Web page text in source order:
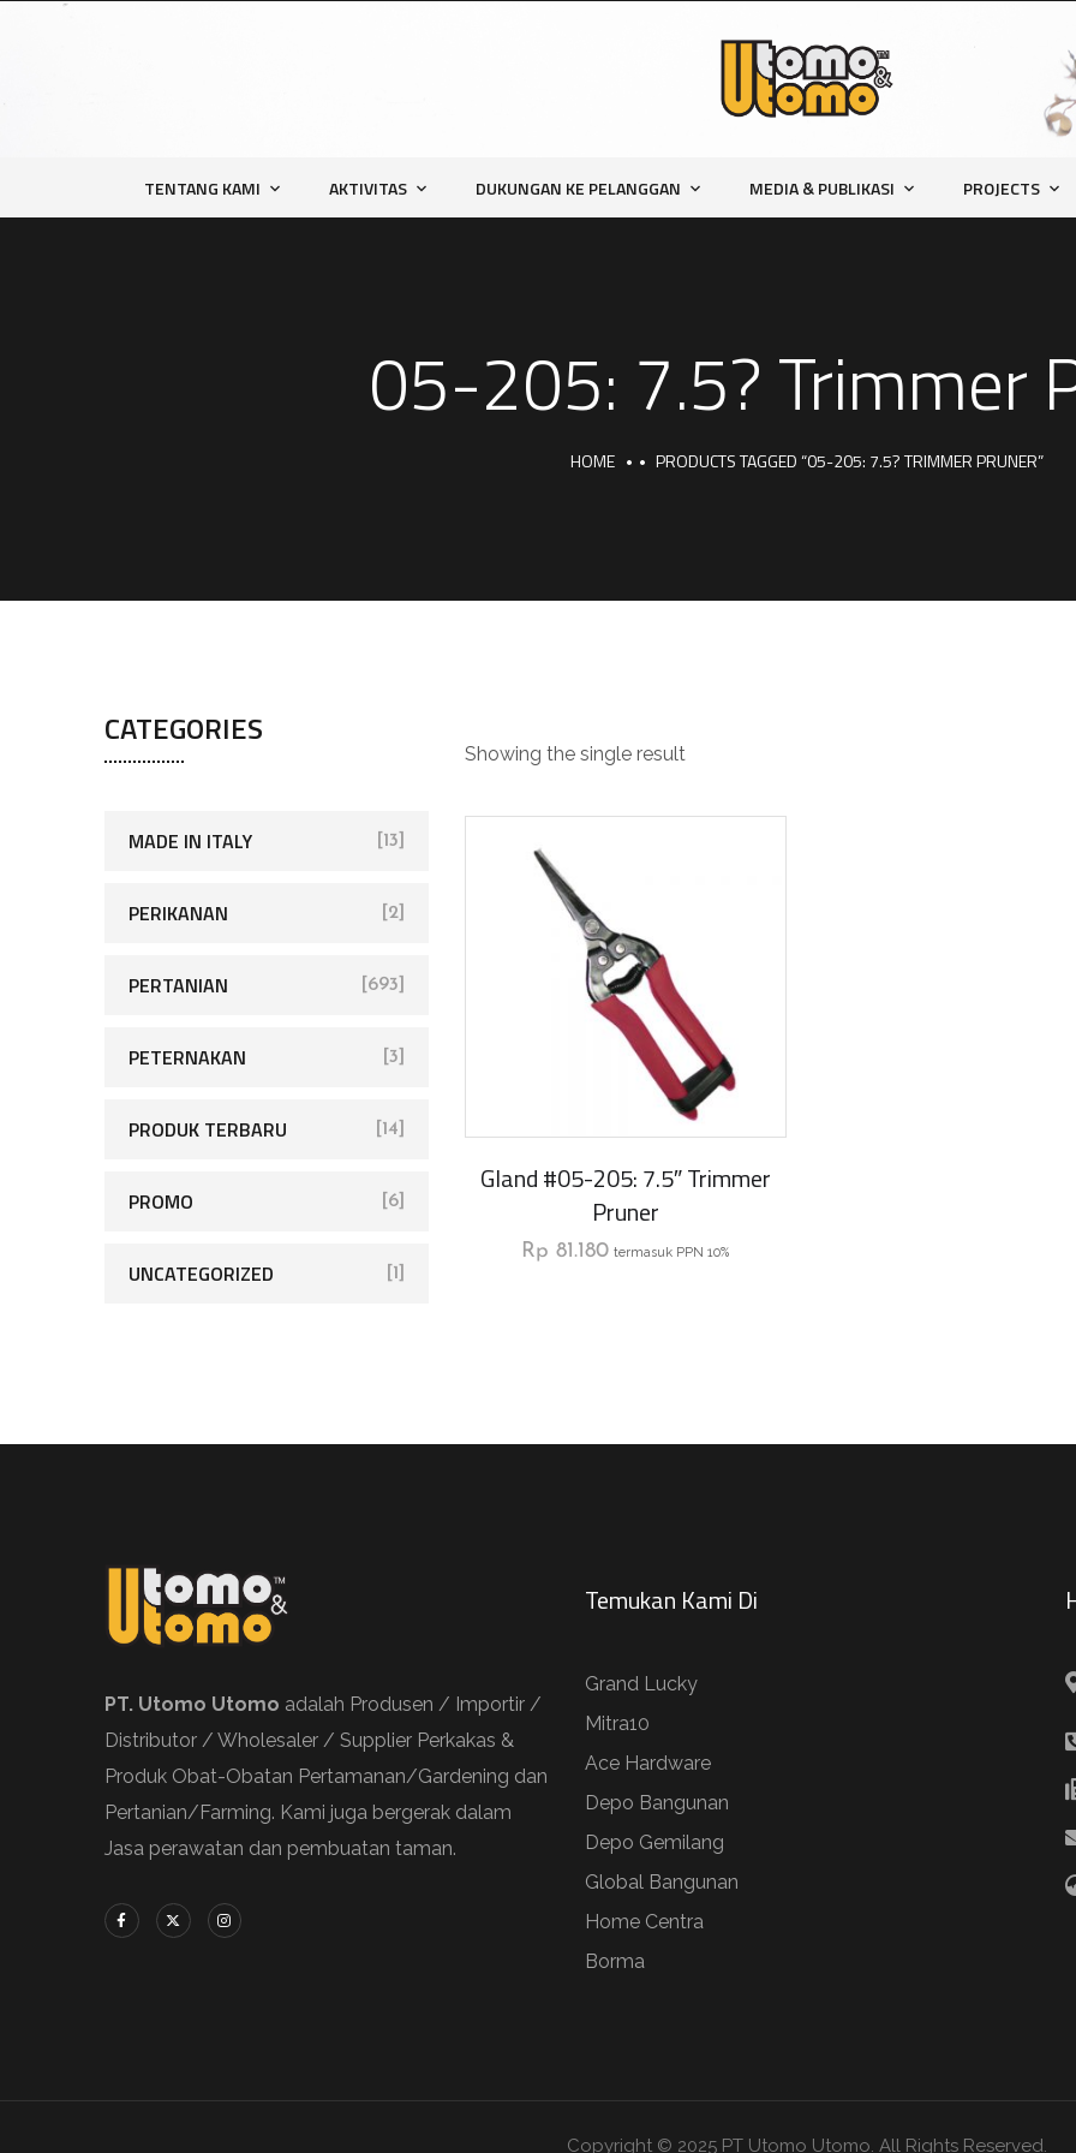
TENTANG KAMI AKTIVITAS DUKUNGAN KE PELANGGAN MEDIA & PUBLIKASI PROJECTS
05-205: 7.5? Trimmer
HOME PRODUCTS TAGGED “05-205: 7.5? TRIMMER PRUNER”
Showing the single result
Gland #05-205: 7.5″ Trimmer
Pruner
Rp 81.180 termasuk PPN 10%
CATEGORIES
MADE IN ITALY [13]
PERIKANAN [2]
PERTANIAN [693]
PETERNAKAN [3]
PRODUK TERBARU [14]
PROMO [6]
UNCATEGORIZED [1]
PT. Utomo Utomo adalah Produsen / Importir /
Distributor / Wholesaler / Supplier Perkakas &
Produk Obat-Obatan Pertamanan/Gardening dan
Pertanian/Farming. Kami juga bergerak dalam
Jasa perawatan dan pembuatan taman.
Temukan Kami Di
Grand Lucky
Mitra10
Ace Hardware
Depo Bangunan
Depo Gemilang
Global Bangunan
Home Centra
Borma
Copyright © 2025 PT Utomo Utomo. All Rights Reserved.